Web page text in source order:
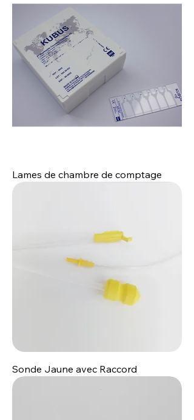
Lames de chambre de comptage
Sonde Jaune avec Raccord